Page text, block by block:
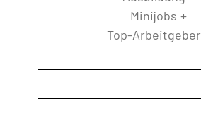
Minijobs
Top-Arbeitgeber